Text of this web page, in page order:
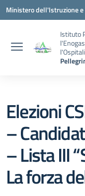
Vai ai contenuti
Vai al menu di navigazione
Vai al footer
Ministero dell'Istruzione
Istituto
Elezioni
–
– Lista III
La forza